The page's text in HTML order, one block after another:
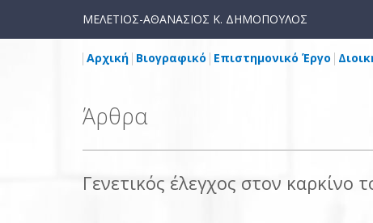
ΜΕΛΕΤΙΟΣ-ΑΘΑΝΑΣΙΟΣ Κ. ΔΗΜΟΠΟΥΛΟΣ
Αρχική Βιογραφικό Επιστημονικό Έργο
Άρθρα
Γενετικός έλεγχος στον καρκίνο